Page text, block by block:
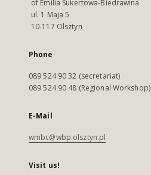
of Emilia Sukertowa-Biedrawina
ul. 1 Maja 5
10-117 Olsztyn
Phone
089 524 90 32 (secretariat)
089 524 90 48 (Regional Workshop)
E-Mail
wmbc@wbp.olsztyn.pl
Visit us!